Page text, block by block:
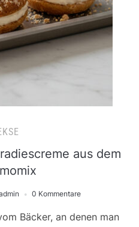
aus dem
0 Kommentare
Bäcker, an denen man